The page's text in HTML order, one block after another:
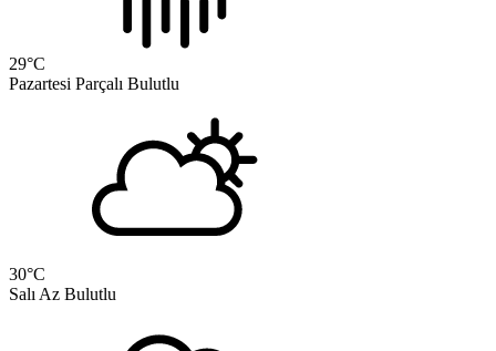
29°C
Pazartesi Parçalı Bulutlu
30°C
Salı Az Bulutlu